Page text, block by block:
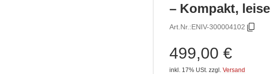
– Kompakt,
Art.Nr.:ENIV-300004102
499,00 €
inkl. 17% USt. zzgl. Versand